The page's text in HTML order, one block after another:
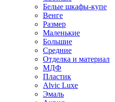
Белые шкафы-купе
Венге
Размер
Маленькие
Большие
Средние
Отделка и материал
МДФ
Пластик
Alvic Luxe
Эмаль